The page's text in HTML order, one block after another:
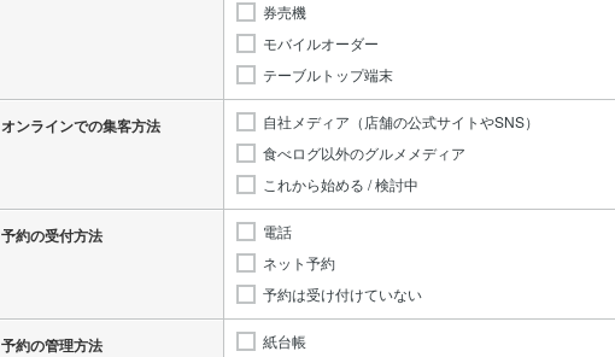
券売機
モバイルオーダー
テーブルトップ端末
オンラインでの集客方法
自社メディア（店舗の公式サイトやSNS）
食べログ以外のグルメメディア
これから始める / 検討中
予約の受付方法
電話
ネット予約
予約は受け付けていない
予約の管理方法
紙台帳